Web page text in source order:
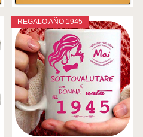
REGALO AÑO 1945